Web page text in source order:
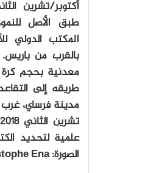
طبق الأصل
المكتب الدولي
بالقرب من
معدنية بحجم
طريقه إلى
علمية لتحديد
الصورة: ‏AP Photo/Christophe Ena